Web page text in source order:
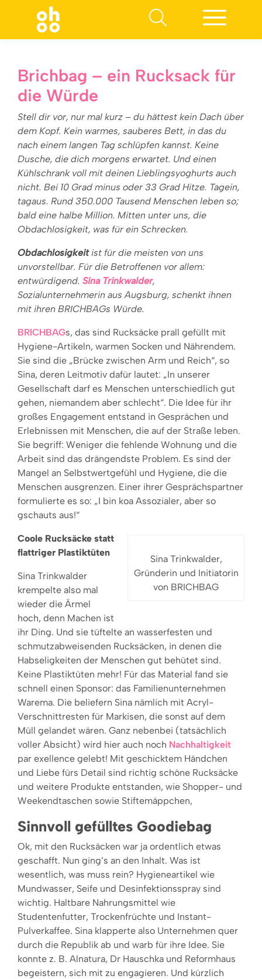
Brichbag – ein Rucksack für
die Würde
Stell dir vor, nur mal kurz – du hättest kein Dach über
dem Kopf. Kein warmes, sauberes Bett, in das du
nach einem langen Tag schlüpfen kannst. Keine
Dusche, die dich morgens erwartet. Und einen
Kühlschrank voll mit deinen Lieblingsyoghurts auch
nicht. Bei 10 Grad minus oder 33 Grad Hitze. Tagein,
tagaus. Rund 350.000 Tausend Menschen leben so;
bald eine halbe Million. Mitten unter uns, die
Obdachlosigkeit, was für ein Schrecken.
Obdachlosigkeitist für die meisten von uns
unvorstellbar. Für die Betroffenen vor allem:
entwürdigend. Sina Trinkwalder,
Sozialunternehmerin aus Augsburg, schenkt ihnen
mit ihren BRICHBAGs Würde.
BRICHBAGs, das sind Rucksäcke prall gefüllt mit
Hygiene-Artikeln, warmen Socken und Nährendem.
Sie sind die „Brücke zwischen Arm und Reich“, so
Sina, deren Leitmotiv dafür lautet: „In unserer
Gesellschaft darf es Menschen unterschiedlich gut
gehen, niemandem aber schlecht“. Die Idee für ihr
großes Engagement entstand in Gesprächen und
Erlebnissen mit Menschen, die auf der Straße leben.
Sie begriff: Weniger die fehlende Wohnung und die
Arbeit sind das drängendste Problem. Es sind der
Mangel an Selbstwertgefühl und Hygiene, die die
Menschen ausgrenzen. Einer ihrer Gesprächspartner
formulierte es so: „I bin koa Assozialer, aber so
gschauts aus!“
Sina Trinkwalder,
Gründerin und Initiatorin
von BRICHBAG
Coole Rucksäcke statt
flattriger Plastiktüten
Sina Trinkwalder
krempelte also mal
wieder die Ärmel
hoch, denn Machen ist
ihr Ding. Und sie tüftelte an wasserfesten und
schmutzabweisenden Rucksäcken, in denen die
Habseligkeiten der Menschen gut behütet sind.
Keine Plastiktüten mehr! Für das Material fand sie
schnell einen Sponsor: das Familienunternehmen
Warema. Die beliefern Sina nämlich mit Acryl-
Verschnittresten für Markisen, die sonst auf dem
Müll gelandet wären. Ganz nebenbei (tatsächlich
voller Absicht) wird hier auch noch Nachhaltigkeit
par exellence gelebt! Mit geschicktem Händchen
und Liebe fürs Detail sind richtig schöne Rucksäcke
und weitere Produkte entstanden, wie Shopper- und
Weekendtaschen sowie Stiftemäppchen,
Sinnvoll gefülltes Goodiebag
Ok, mit den Rucksäcken war ja ordentlich etwas
geschafft. Nun ging’s an den Inhalt. Was ist
wesentlich, was muss rein? Hygieneartikel wie
Mundwasser, Seife und Desinfektionsspray sind
wichtig. Haltbare Nahrungsmittel wie
Studentenfutter, Trockenfrüchte und Instant-
Pulverkaffee. Sina klapperte also Unternehmen quer
durch die Republik ab und warb für ihre Idee. Sie
konnte z. B. Alnatura, Dr Hauschka und Reformhaus
begeistern, sich mit zu engagieren. Und kürzlich